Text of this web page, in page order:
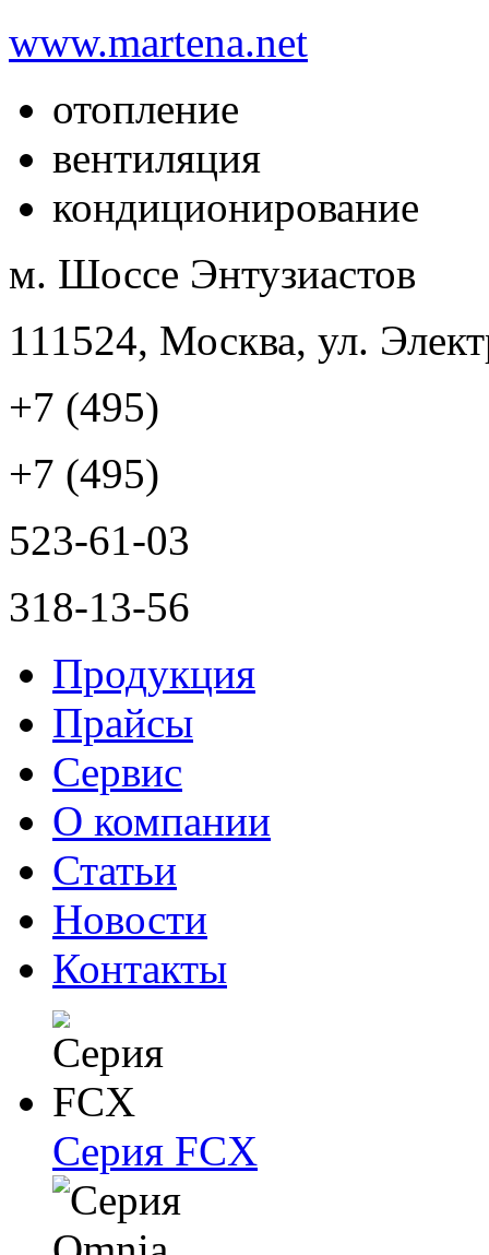
www.martena.net
отопление
вентиляция
кондиционирование
м. Шоссе Энтузиастов
111524, Москва, ул.
+7 (495)
+7 (495)
523-61-03
318-13-56
Продукция
Прайсы
Сервис
О компании
Статьи
Новости
Контакты
Серия FCX